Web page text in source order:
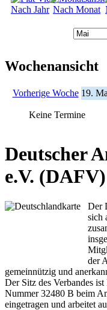
Nach Jahr Nach Monat
Wochenansicht
Vorherige Woche 19.
Keine Termine
Deutscher
e.V. (DAFV)
Der
sich
der
gemeinnützig und
Der Sitz des Verbandes
Nummer 32480 B beim
eingetragen und arbeitet